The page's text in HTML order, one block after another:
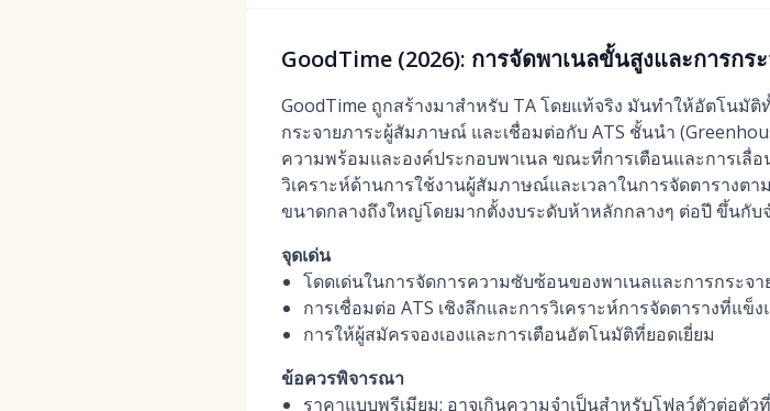
GoodTime (2026): การจัดพาเนลขั้นสูงและการกร
GoodTime ถูกสร้างมาสำหรับ TA โดยแท้จริง มันทำให้อัตโนมั
กระจายภาระผู้สัมภาษณ์ และเชื่อมต่อกับ ATS ชั้นนำ
ความพร้อมและองค์ประกอบพาเนล ขณะที่การเตือนและการเลื่
วิเคราะห์ด้านการใช้งานผู้สัมภาษณ์และเวลาในการจัดตารางตา
ขนาดกลางถึงใหญ่โดยมากตั้งงบระดับห้าหลักกลางๆ ต่อปี ขึ้นกั
จุดเด่น
โดดเด่นในการจัดการความซับซ้อนของพาเนลและการกระจ
การเชื่อมต่อ ATS เชิงลึกและการวิเคราะห์การจัดตารางที่แข็ง
การให้ผู้สมัครจองเองและการเตือนอัตโนมัติที่ยอดเยี่ยม
ข้อควรพิจารณา
ราคาแบบพรีเมียม; อาจเกินความจำเป็นสำหรับโฟลว์ตัวต่อตัวที่